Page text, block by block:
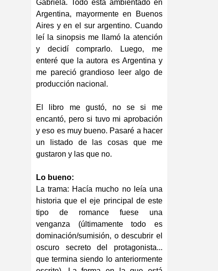
Gabriela. Todo esta ambientado en
Argentina, mayormente en Buenos
Aires y en el sur argentino. Cuando
leí la sinopsis me llamó la atención
y decidí comprarlo. Luego, me
enteré que la autora es Argentina y
me pareció grandioso leer algo de
producción nacional.
El libro me gustó, no se si me
encantó, pero si tuvo mi aprobación
y eso es muy bueno. Pasaré a hacer
un listado de las cosas que me
gustaron y las que no.
Lo bueno:
La trama: Hacía mucho no leía una
historia que el eje principal de este
tipo de romance fuese una
venganza (últimamente todo es
dominación/sumisión, o descubrir el
oscuro secreto del protagonista...
que termina siendo lo anteriormente